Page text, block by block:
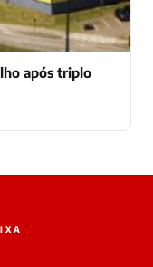
após triplo